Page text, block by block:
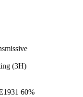
(3H)
60%